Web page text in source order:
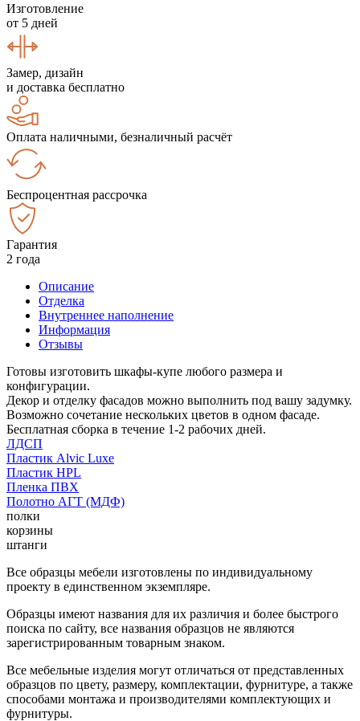
Изготовление
от 5 дней
Замер, дизайн
и доставка бесплатно
Оплата наличными, безналичный расчёт
Беспроцентная рассрочка
Гарантия
2 года
Описание
Отделка
Внутреннее наполнение
Информация
Отзывы
Готовы изготовить шкафы-купе любого размера и
конфигурации.
Декор и отделку фасадов можно выполнить под вашу задумку.
Возможно сочетание нескольких цветов в одном фасаде.
Бесплатная сборка в течение 1-2 рабочих дней.
ЛДСП
Пластик Alvic Luxe
Пластик HPL
Пленка ПВХ
Полотно АГТ (МДФ)
полки
корзины
штанги
Все образцы мебели изготовлены по индивидуальному
проекту в единственном экземпляре.
Образцы имеют названия для их различия и более быстрого
поиска по сайту, все названия образцов не являются
зарегистрированным товарным знаком.
Все мебельные изделия могут отличаться от представленных
образцов по цвету, размеру, комплектации, фурнитуре, а также
способами монтажа и производителями комплектующих и
фурнитуры.